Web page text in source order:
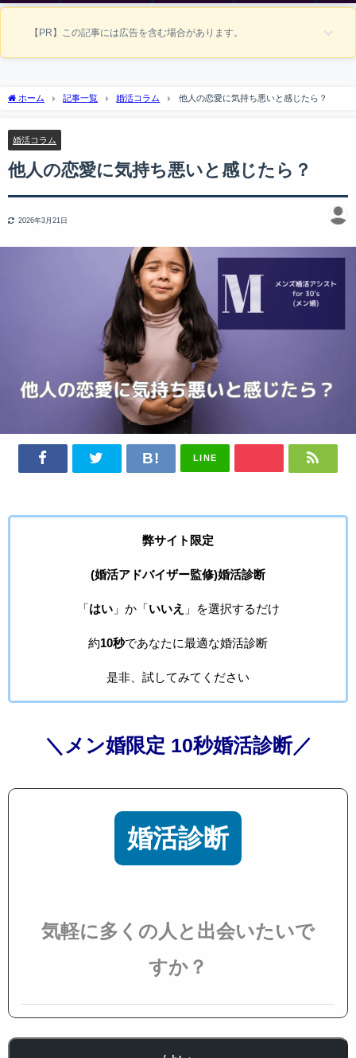
【PR】この記事には広告を含む場合があります。
ホーム 記事一覧 婚活コラム 他人の恋愛に気持ち悪いと感じたら？
婚活コラム
他人の恋愛に気持ち悪いと感じたら？
2026年3月21日
LINE
弊サイト限定
(婚活アドバイザー監修)婚活診断
「はい」か「いいえ 」を選択するだけ
約10秒であなたに最適な婚活診断
是非、試してみてください
＼メン婚限定 10秒婚活診断／
婚活診断
気軽に多くの人と出会いたいで
すか？